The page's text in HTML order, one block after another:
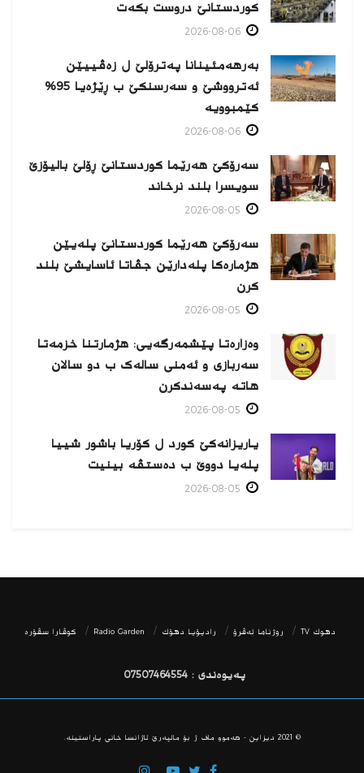
كوردستانێ دروست بكەت
بەرهەمئینانا په‌ترۆلێ ل زه‌ڤییێن
ئەترووشێ و سەرسنكێ ب ڕێژەیا 95%
كێمبوویە
سەرۆکێ هەرێما کوردستانێ ڕۆلێ بالیۆزێ
سویسرا بلند نرخاند
سەرۆکێ هەرێما کوردستانێ پلەیێن
هژمارەكا پلەدارێن جڤاتا ئاسایشێ بلند
كرن
وەزارەتا پێشمەرگەیی: هژمارتنا خزمەتا
سەربازی و ئەمنی سالەک ب دو سالان
هاتە پەسەندكرن
یاریزانەكێ کورد ل کۆریا باشور شییا
پلەیا دووێ ب دەستڤە بینیت
دھوك TV روژناما ئەڤرۆ رادیۆیا دهۆك Radio Garden كوڤارا سڤۆره‌
پەیوەندی : 07507464554
© 2021 دیزاین - هه‌موو ماف ژ بۆ مالپه‌رێ ئاژانسا خانی پاراستینه‌.